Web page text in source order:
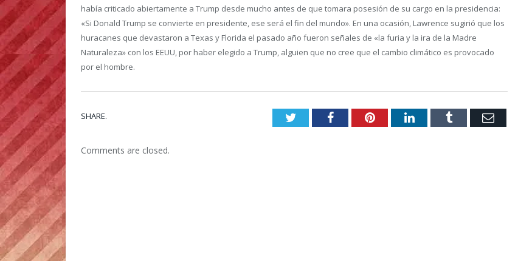
había criticado abiertamente a Trump desde mucho antes de que tomara posesión de su cargo en la presidencia:
«Si Donald Trump se convierte en presidente, ese será el fin del mundo». En una ocasión, Lawrence sugirió que los
huracanes que devastaron a Texas y Florida el pasado año fueron señales de «la furia y la ira de la Madre
Naturaleza» con los EEUU, por haber elegido a Trump, alguien que no cree que el cambio climático es provocado
por el hombre.
SHARE. TwitterFacebookPinterestLinkedInTumblr Email
Comments are closed.